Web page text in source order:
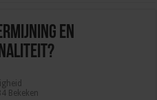
en
Bekeken